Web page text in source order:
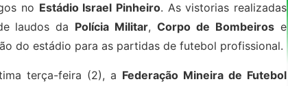
no Estádio Israel Pinheiro. As vistorias realizadas
laudos da Polícia Militar,Corpo de Bombeiros e
do estádio para as partidas de futebol profissional.
terça-feira (2), a Federação Mineira de Futebol